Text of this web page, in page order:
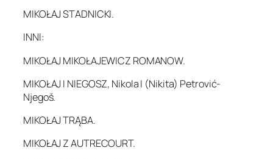
MIKOŁAJ STADNICKI.
INNI:
MIKOŁAJ MIKOŁAJEWICZ ROMANOW.
MIKOŁAJ I NIEGOSZ, Nikola I (Nikita) Petrović-
Njegoš.
MIKOŁAJ TRĄBA.
MIKOŁAJ Z AUTRECOURT.